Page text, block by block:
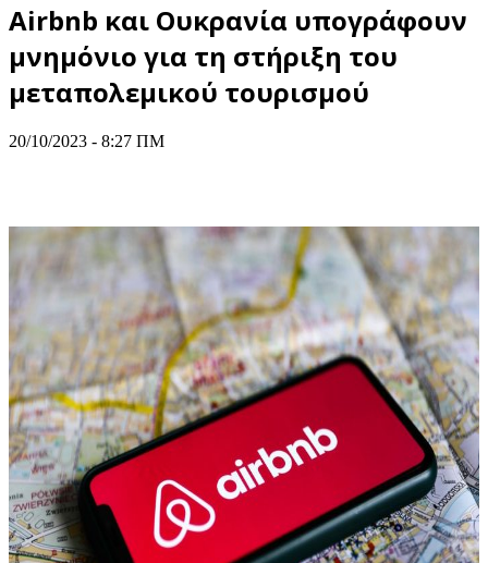
Airbnb και Ουκρανία υπογράφουν
μνημόνιο για τη στήριξη του
μεταπολεμικού τουρισμού
20/10/2023 - 8:27 ΠΜ